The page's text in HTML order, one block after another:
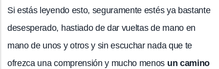
Si estás leyendo esto, seguramente estés ya bastante
desesperado, hastiado de dar vueltas de mano en
mano de unos y otros y sin escuchar nada que te
ofrezca una comprensión y mucho menos un camino